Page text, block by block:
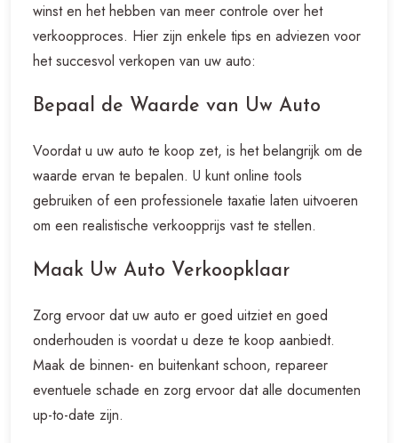
winst en het hebben van meer controle over het
verkoopproces. Hier zijn enkele tips en adviezen voor
het succesvol verkopen van uw auto:
Bepaal de Waarde van Uw Auto
Voordat u uw auto te koop zet, is het belangrijk om de
waarde ervan te bepalen. U kunt online tools
gebruiken of een professionele taxatie laten uitvoeren
om een realistische verkoopprijs vast te stellen.
Maak Uw Auto Verkoopklaar
Zorg ervoor dat uw auto er goed uitziet en goed
onderhouden is voordat u deze te koop aanbiedt.
Maak de binnen- en buitenkant schoon, repareer
eventuele schade en zorg ervoor dat alle documenten
up-to-date zijn.